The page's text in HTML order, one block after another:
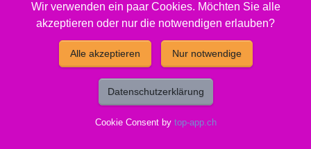
1.00 x Peach Tintenpatrone magenta kompatibel zu
Brother LC-426M (321843)
1.00 x Peach Tintenpatrone gelb kompatibel zu
Brother LC-426Y (321844)
Entsorgungsorganisation: ElektroG-Zeichen
Wir verwenden ein paar Cookies. Möchten Sie alle
akzeptieren oder nur die notwendigen erlauben?
Alle akzeptieren Nur notwendige
Datenschutzerklärung
Cookie Consent by top-app.ch